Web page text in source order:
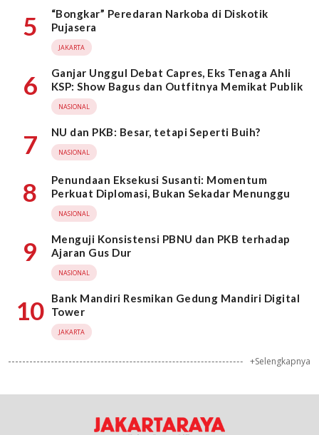
5
“Bongkar” Peredaran Narkoba di Diskotik
Pujasera
JAKARTA
6
Ganjar Unggul Debat Capres, Eks Tenaga Ahli
KSP: Show Bagus dan Outfitnya Memikat Publik
NASIONAL
7 NU dan PKB: Besar, tetapi Seperti Buih?
NASIONAL
8
Penundaan Eksekusi Susanti: Momentum
Perkuat Diplomasi, Bukan Sekadar Menunggu
NASIONAL
9
Menguji Konsistensi PBNU dan PKB terhadap
Ajaran Gus Dur
NASIONAL
10
Bank Mandiri Resmikan Gedung Mandiri Digital
Tower
JAKARTA
+Selengkapnya